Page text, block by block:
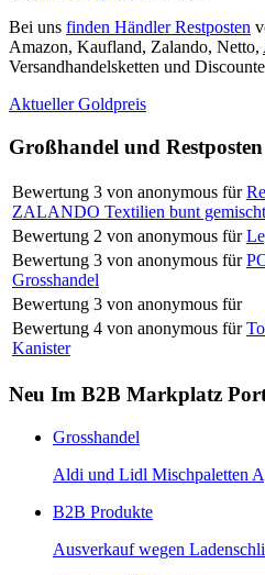
Bei uns finden Händler Restposten
Amazon, Kaufland, Zalando, Netto,
Versandhandelsketten und
Aktueller Goldpreis
Großhandel und Restposten
Bewertung 3 von anonymous für
ZALANDO Textilien bunt gemischt
Bewertung 2 von anonymous für
Bewertung 3 von anonymous für
Grosshandel
Bewertung 3 von anonymous für
Bewertung 4 von anonymous für
Kanister
Neu Im B2B Markplatz
Grosshandel
Aldi und Lidl Mischpaletten
B2B Produkte
Ausverkauf wegen